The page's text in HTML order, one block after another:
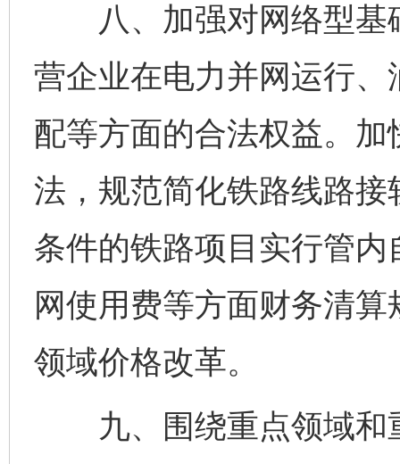
八、加强对网络型基
营企业在电力并网运行
配等方面的合法权益。
法，规范简化铁路线路
条件的铁路项目实行管
网使用费等方面财务清
领域价格改革。
九、围绕重点领域和